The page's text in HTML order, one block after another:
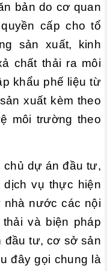
bản do cơ quan
cấp cho tổ
sản xuất, kinh
chất thải ra môi
khẩu phế liệu từ
xuất kèm theo
môi trường theo
chủ dự án đầu tư,
vụ thực hiện
nhà nước các nội
và biện pháp
đầu tư, cơ sở sản
đây gọi chung là